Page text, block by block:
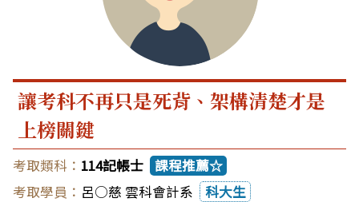
讓考科不再只是死背、架構清楚才是
上榜關鍵
114記帳士 課程推薦☆
呂○慈 雲科會計系
科大生